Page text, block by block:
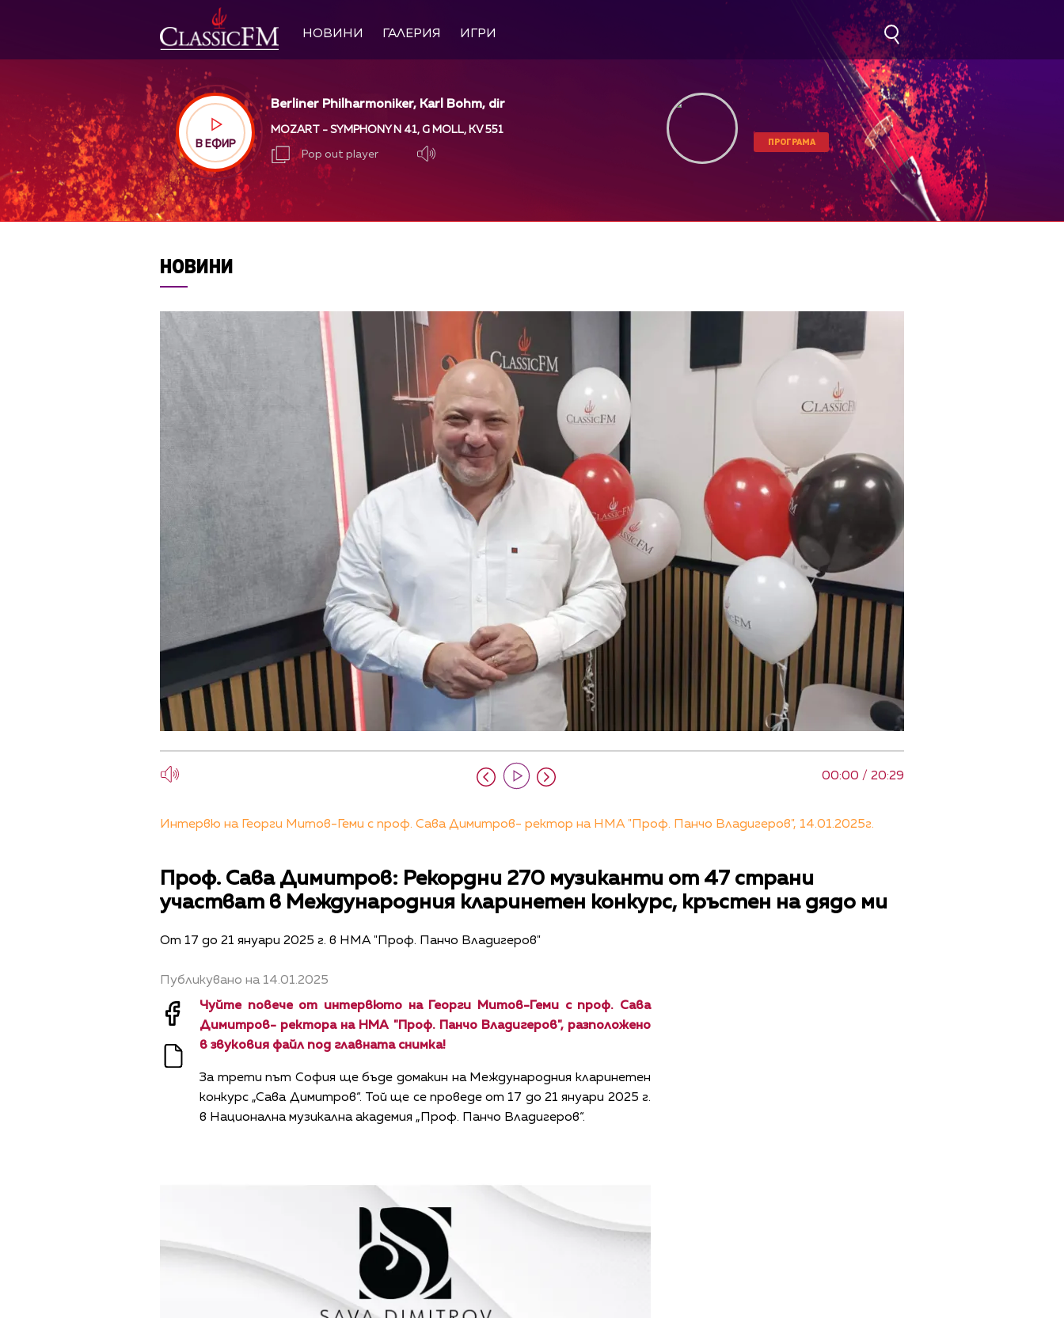
НОВИНИ ГАЛЕРИЯ ИГРИ
В ЕФИР
Berliner Philharmoniker, Karl Bohm, dir
MOZART - SYMPHONY N 41, G MOLL, KV 551
Pop out player
ПРОГРАМА
НОВИНИ
00:00 / 20:29
Интервю на Георги Митов-Геми с проф. Сава Димитров- ректор на НМА "Проф. Панчо Владигеров", 14.01.2025г.
Проф. Сава Димитров: Рекордни 270 музиканти от 47 страни
участват в Международния кларинетен конкурс, кръстен на дядо ми
От 17 до 21 януари 2025 г. в НМА "Проф. Панчо Владигеров"
Публикувано на 14.01.2025
Чуйте повече от интервюто на Георги Митов-Геми с проф. Сава
Димитров- ректора на НМА "Проф. Панчо Владигеров", разположено
в звуковия файл под главната снимка!
За трети път София ще бъде домакин на Международния кларинетен
конкурс „Сава Димитров“. Той ще се проведе от 17 до 21 януари 2025 г.
в Национална музикална академия „Проф. Панчо Владигеров“.